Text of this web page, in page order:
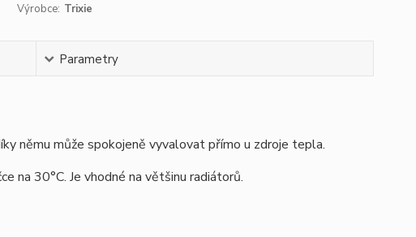
Výrobce: Trixie
Parametry
němu může spokojeně vyvalovat přímo u zdroje tepla.
na 30°C. Je vhodné na většinu radiátorů.